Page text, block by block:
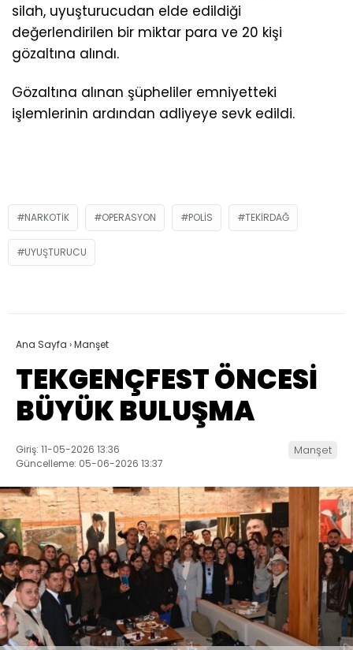
silah, uyuşturucudan elde edildiği
değerlendirilen bir miktar para ve 20 kişi
gözaltına alındı.
Gözaltına alınan şüpheliler emniyetteki
işlemlerinin ardından adliyeye sevk edildi.
NARKOTIK OPERASYON POLIS TEKIRDAĞ
UYUŞTURUCU
Ana Sayfa ›Manşet
TEKGENÇFEST ÖNCESİ
BÜYÜK BULUŞMA
Giriş: 11-05-2026 13:36
Güncelleme: 05-06-2026 13:37
Manşet